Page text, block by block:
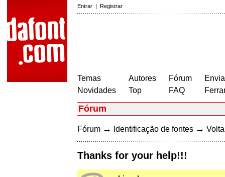
Entrar | Registrar
Temas
Novidades
Autores
Top
Fórum
FAQ
Fórum
Fórum → Identificação de fontes →
Thanks for your help!!!